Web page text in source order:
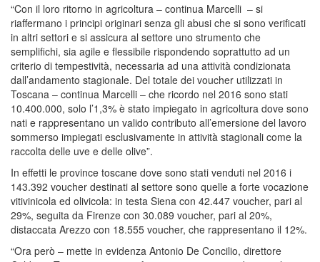
“Con il loro ritorno in agricoltura – continua Marcelli – si
riaffermano i principi originari senza gli abusi che si sono verificati
in altri settori e si assicura al settore uno strumento che
semplifichi, sia agile e flessibile rispondendo soprattutto ad un
criterio di tempestività, necessaria ad una attività condizionata
dall’andamento stagionale. Del totale dei voucher utilizzati in
Toscana – continua Marcelli – che ricordo nel 2016 sono stati
10.400.000, solo l’1,3% è stato impiegato in agricoltura dove sono
nati e rappresentano un valido contributo all’emersione del lavoro
sommerso impiegati esclusivamente in attività stagionali come la
raccolta delle uve e delle olive”.
In effetti le province toscane dove sono stati venduti nel 2016 i
143.392 voucher destinati al settore sono quelle a forte vocazione
vitivinicola ed olivicola: in testa Siena con 42.447 voucher, pari al
29%, seguita da Firenze con 30.089 voucher, pari al 20%,
distaccata Arezzo con 18.555 voucher, che rappresentano il 12%.
“Ora però – mette in evidenza Antonio De Concilio, direttore